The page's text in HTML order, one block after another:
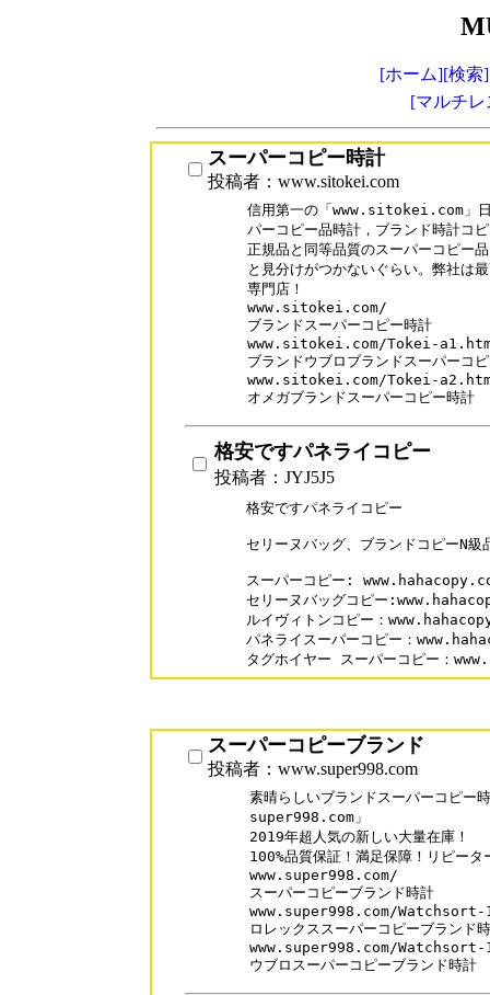
[ホーム][検索]
[マルチ
スーパーコピー時計
投稿者：www.sitokei.com
信用第一の「www.sitokei.com」日
パーコピー品時計，ブランド時計コ
正規品と同等品質のスーパーコピー
と見分けがつかないぐらい。弊社は
専門店！
www.sitokei.com/
ブランドスーパーコピー時計
www.sitokei.com/Tokei-
ブランドウブロブランドスーパーコ
www.sitokei.com/Tokei-
オメガブランドスーパーコピー時計
格安ですパネライコピー
投稿者：JYJ5J5
格安ですパネライコピー
セリーヌバッグ、ブランドコピー
スーパーコピー:
セリーヌバッグコピー
ルイヴィトンコピー：
パネライスーパーコピー：
タグホイヤー スーパーコピー：
スーパーコピーブランド
投稿者：www.super998.com
素晴らしいブランドスーパーコピー
super998.com」
2019年超人気の新しい大量在庫！
100%品質保証！満足保障！リピー
www.super998.com/
スーパーコピーブランド時計
www.super998.com/
ロレックススーパーコピーブランド
www.super998.com/
ウブロスーパーコピーブランド時計